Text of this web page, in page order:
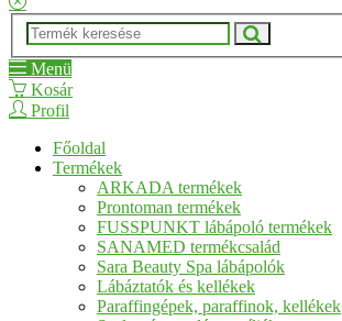
Menü
Kosár
Profil
Főoldal
Termékek
ARKADA termékek
Prontoman termékek
FUSSPUNKT lábápoló termékek
SANAMED termékcsalád
Sara Beauty Spa lábápolók
Lábáztatók és kellékek
Paraffingépek, paraffinok, kellékek